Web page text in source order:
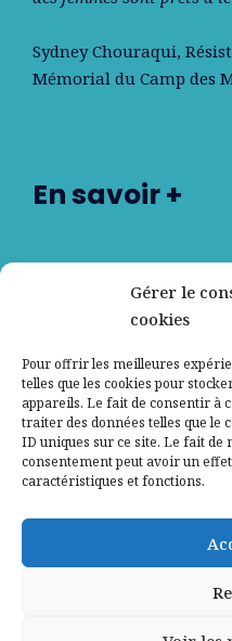
Gérer le
cookies
Pour offrir les meilleures
telles que les cookies pour
appareils. Le fait de consentir à
traiter des données telles que le
ID uniques sur ce site. Le fait
consentement peut avoir un
caractéristiques et fonctions.
Sydney Chouraqui,
Mémorial du Camp des
En savoir +
Nos partenaires
Contactez-nous
Mentions légales